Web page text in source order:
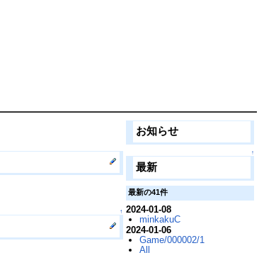
↑
お知らせ
↑
最新
最新の41件
2024-01-08
minkakuC
2024-01-06
Game/000002/1
All